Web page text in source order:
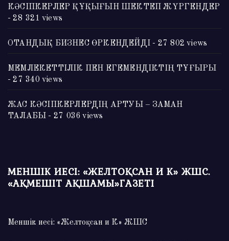
КӘСІПКЕРЛЕР ҚҰҚЫҒЫН ШЕКТЕП ЖҮРГЕНДЕР
- 28 321 views
ОТАНДЫҚ БИЗНЕС ӨРКЕНДЕЙДІ - 27 802 views
МЕМЛЕКЕТТІЛІК ПЕН ЕГЕМЕНДІКТІҢ ТҰҒЫРЫ
- 27 340 views
ЖАС КӘСІПКЕРЛЕРДІҢ АРТУЫ – ЗАМАН
ТАЛАБЫ - 27 036 views
МЕНШІК ИЕСІ: «ЖЕЛТОҚСАН И К» ЖШС.
«АҚМЕШІТ АҚШАМЫ»ГАЗЕТІ
Меншік иесі: «Желтоқсан и К» ЖШС